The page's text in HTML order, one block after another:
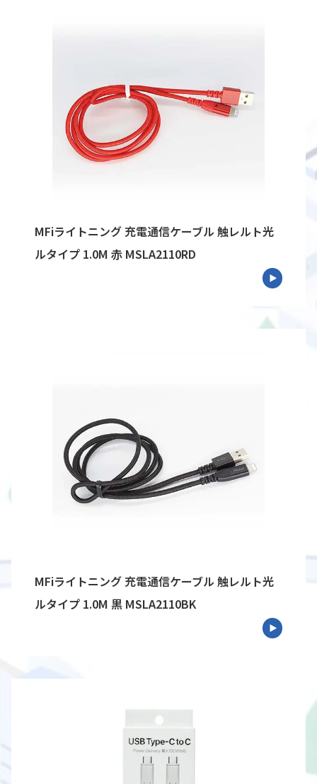
MFiライトニング 充電通信ケーブル 触レルト光
ルタイプ 1.0M 赤 MSLA2110RD
MFiライトニング 充電通信ケーブル 触レルト光
ルタイプ 1.0M 黒 MSLA2110BK